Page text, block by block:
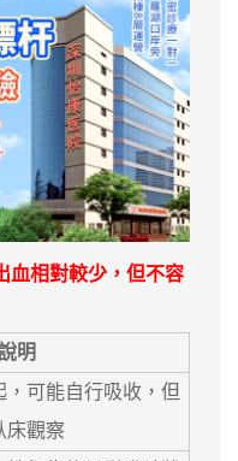
血相對較少，但不容
明
，可能自行吸收，但
床觀察